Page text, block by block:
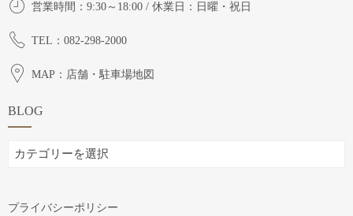
営業時間：9:30～18:00 / 休業日：日曜・祝日
TEL：082-298-2000
MAP：店舗・駐車場地図
BLOG
BLOG
プライバシーポリシー